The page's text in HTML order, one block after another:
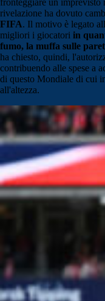
fronteggiare un
rivelazione ha dovuto
FIFA. Il motivo è legato
migliori i giocatori in
fumo, la muffa sulle
ha chiesto, quindi,
contribuendo alle spese a
di questo Mondiale di cui
all'altezza.